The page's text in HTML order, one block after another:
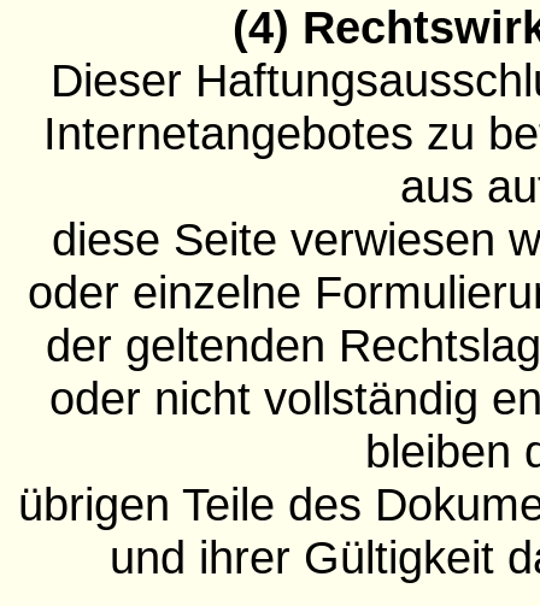
(4)
Dieser
Internetangebotes zu
aus
diese Seite verwiesen
oder einzelne
der geltenden
oder nicht vollständig
bleiben
übrigen Teile des
und ihrer Gültigkeit